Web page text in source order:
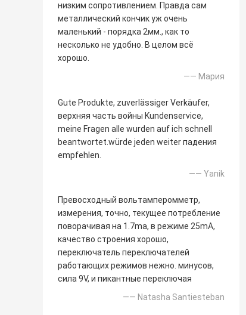
низким сопротивлением. Правда сам
металлический кончик уж очень
маленький - порядка 2мм., как то
несколько не удобно. В целом всё
хорошо.
—— Мария
Gute Produkte, zuverlässiger Verkäufer,
верхняя часть войны Kundenservice,
meine Fragen alle wurden auf ich schnell
beantwortet.würde jeden weiter падения
empfehlen.
—— Yanik
Превосходный вольтамперомметр,
измерения, точно, текущее потребление
поворачивая на 1.7ma, в режиме 25mA,
качество строения хорошо,
переключатель переключателей
работающих режимов нежно. минусов,
сила 9V, и пикантные переключая
—— Natasha Santiesteban